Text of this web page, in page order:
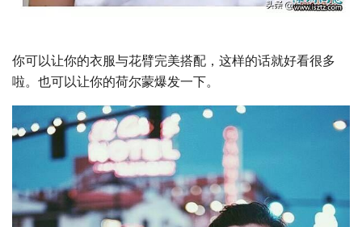
你可以让你的衣服与花臂完美搭配，这样的话就好看很多
啦。也可以让你的荷尔蒙爆发一下。